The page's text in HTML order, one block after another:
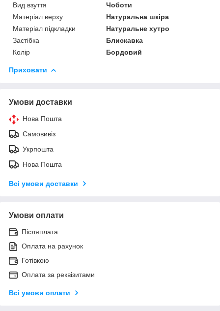
Вид взуття
Чоботи
Матеріал верху
Натуральна шкіра
Матеріал підкладки
Натуральне хутро
Застібка
Блискавка
Колір
Бордовий
Приховати
Умови доставки
Нова Пошта
Самовивіз
Укрпошта
Нова Пошта
Всі умови доставки
Умови оплати
Післяплата
Оплата на рахунок
Готівкою
Оплата за реквізитами
Всі умови оплати